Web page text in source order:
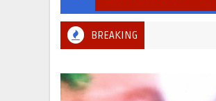
BREAKING